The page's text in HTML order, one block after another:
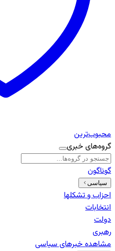
محبوب‌ترین
گروه‌های خبری
گوناگون
سیاسی
احزاب و تشکلها
انتخابات
دولت
رهبری
مشاهده خبرهایسیاسی